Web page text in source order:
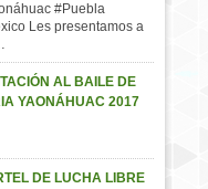
#Puebla
Les presentamos a
AL BAILE DE
YAONÁHUAC 2017
DE LUCHA LIBRE